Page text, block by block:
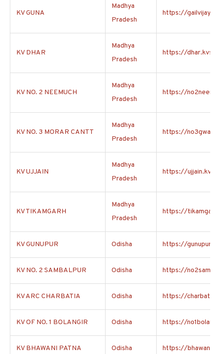
KV GUNA
Madhya
Pradesh
https://
KV DHAR
Madhya
Pradesh
https://
KV NO. 2 NEEMUCH
Madhya
Pradesh
https://
KV NO. 3 MORAR CANTT
Madhya
Pradesh
https://
KV UJJAIN
Madhya
Pradesh
https://
KV TIKAMGARH
Madhya
Pradesh
https://
KV GUNUPUR Odisha https://
KV NO. 2 SAMBALPUR Odisha https://
KV ARC CHARBATIA Odisha https://
KV OF NO. 1 BOLANGIR Odisha https://
KV BHAWANI PATNA Odisha https://